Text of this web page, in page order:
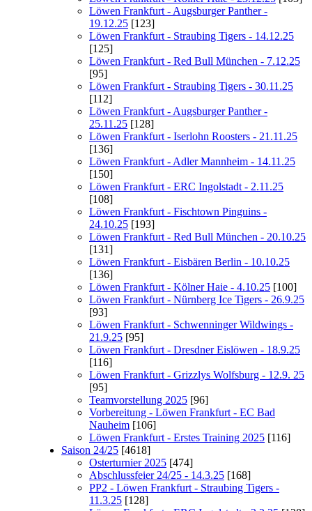
Löwen Frankfurt - Augsburger Panther -
19.12.25 [123]
Löwen Frankfurt - Straubing Tigers - 14.12.25
[125]
Löwen Frankfurt - Red Bull München - 7.12.25
[95]
Löwen Frankfurt - Straubing Tigers - 30.11.25
[112]
Löwen Frankfurt - Augsburger Panther -
25.11.25 [128]
Löwen Frankfurt - Iserlohn Roosters - 21.11.25
[136]
Löwen Frankfurt - Adler Mannheim - 14.11.25
[150]
Löwen Frankfurt - ERC Ingolstadt - 2.11.25
[108]
Löwen Frankfurt - Fischtown Pinguins -
24.10.25 [193]
Löwen Frankfurt - Red Bull München - 20.10.25
[131]
Löwen Frankfurt - Eisbären Berlin - 10.10.25
[136]
Löwen Frankfurt - Kölner Haie - 4.10.25 [100]
Löwen Frankfurt - Nürnberg Ice Tigers - 26.9.25
[93]
Löwen Frankfurt - Schwenninger Wildwings -
21.9.25 [95]
Löwen Frankfurt - Dresdner Eislöwen - 18.9.25
[116]
Löwen Frankfurt - Grizzlys Wolfsburg - 12.9. 25
[95]
Teamvorstellung 2025 [96]
Vorbereitung - Löwen Frankfurt - EC Bad
Nauheim [106]
Löwen Frankfurt - Erstes Training 2025 [116]
Saison 24/25 [4618]
Osterturnier 2025 [474]
Abschlussfeier 24/25 - 14.3.25 [168]
PP2 - Löwen Frankfurt - Straubing Tigers -
11.3.25 [128]